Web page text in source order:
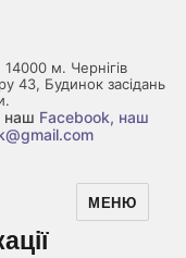
м. Чернігів
43, Будинок засідань
наш Facebook, наш
МЕНЮ